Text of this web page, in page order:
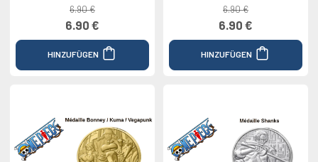
6.90 €
6.90 €
HINZUFÜGEN
6.90 €
6.90 €
HINZUFÜGEN